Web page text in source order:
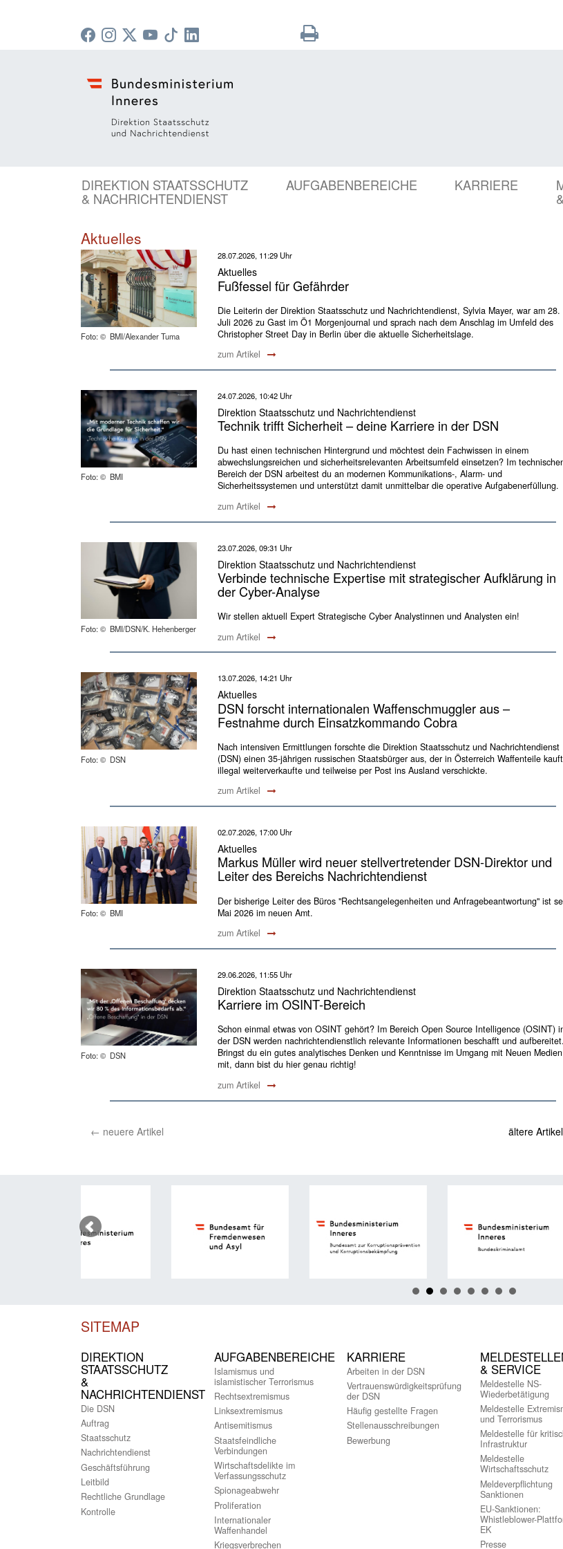
DIREKTION STAATSSCHUTZ
& NACHRICHTENDIENST
AUFGABENBEREICHE KARRIERE
Aktuelles
Foto: © BMI/Alexander Tuma
28.07.2026, 11:29 Uhr
Aktuelles
Fußfessel für Gefährder
Die Leiterin der Direktion Staatsschutz und Nachrichtendienst, Sylvia Mayer, war am 28.
Juli 2026 zu Gast im Ö1 Morgenjournal und sprach nach dem Anschlag im Umfeld des
Christopher Street Day in Berlin über die aktuelle Sicherheitslage.
zum Artikel
Foto: © BMI
24.07.2026, 10:42 Uhr
Direktion Staatsschutz und Nachrichtendienst
Technik trifft Sicherheit – deine Karriere in der DSN
Du hast einen technischen Hintergrund und möchtest dein Fachwissen in einem
abwechslungsreichen und sicherheitsrelevanten Arbeitsumfeld einsetzen? Im
Bereich der DSN arbeitest du an modernen Kommunikations-, Alarm- und
Sicherheitssystemen und unterstützt damit unmittelbar die operative Aufgabenerfüllung.
zum Artikel
Foto: © BMI/DSN/K. Hehenberger
23.07.2026, 09:31 Uhr
Direktion Staatsschutz und Nachrichtendienst
Verbinde technische Expertise mit strategischer Aufklärung in
der Cyber-Analyse
Wir stellen aktuell Expert Strategische Cyber Analystinnen und Analysten ein!
zum Artikel
Foto: © DSN
13.07.2026, 14:21 Uhr
Aktuelles
DSN forscht internationalen Waffenschmuggler aus –
Festnahme durch Einsatzkommando Cobra
Nach intensiven Ermittlungen forschte die Direktion Staatsschutz und Nachrichtendienst
(DSN) einen 35-jährigen russischen Staatsbürger aus, der in Österreich Waffenteile
illegal weiterverkaufte und teilweise per Post ins Ausland verschickte.
zum Artikel
Foto: © BMI
02.07.2026, 17:00 Uhr
Aktuelles
Markus Müller wird neuer stellvertretender DSN-Direktor und
Leiter des Bereichs Nachrichtendienst
Der bisherige Leiter des Büros "Rechtsangelegenheiten und Anfragebeantwortung" ist
Mai 2026 im neuen Amt.
zum Artikel
Foto: © DSN
29.06.2026, 11:55 Uhr
Direktion Staatsschutz und Nachrichtendienst
Karriere im OSINT-Bereich
Schon einmal etwas von OSINT gehört? Im Bereich Open Source Intelligence (OSINT)
der DSN werden nachrichtendienstlich relevante Informationen beschafft und aufbereitet.
Bringst du ein gutes analytisches Denken und Kenntnisse im Umgang mit Neuen Medien
mit, dann bist du hier genau richtig!
zum Artikel
← neuere Artikel ältere Artikel
SITEMAP
DIREKTION
STAATSSCHUTZ
&
NACHRICHTENDIENST
Die DSN
Auftrag
Staatsschutz
Nachrichtendienst
Geschäftsführung
Leitbild
Rechtliche Grundlage
Kontrolle
AUFGABENBEREICHE
Islamismus und
islamistischer Terrorismus
Rechtsextremismus
Linksextremismus
Antisemitismus
Staatsfeindliche
Verbindungen
Wirtschaftsdelikte im
Verfassungsschutz
Spionageabwehr
Proliferation
Internationaler
Waffenhandel
Kriegsverbrechen
KARRIERE
Arbeiten in der DSN
Vertrauenswürdigkeitsprüfung
der DSN
Häufig gestellte Fragen
Stellenausschreibungen
Bewerbung
& SERVICE
Meldestelle NS-
Wiederbetätigung
Meldestelle
und Terrorismus
Meldestelle für
Infrastruktur
Meldestelle
Wirtschaftsschutz
Meldeverpflichtung
Sanktionen
EU-Sanktionen:
Whistleblower-
EK
Presse